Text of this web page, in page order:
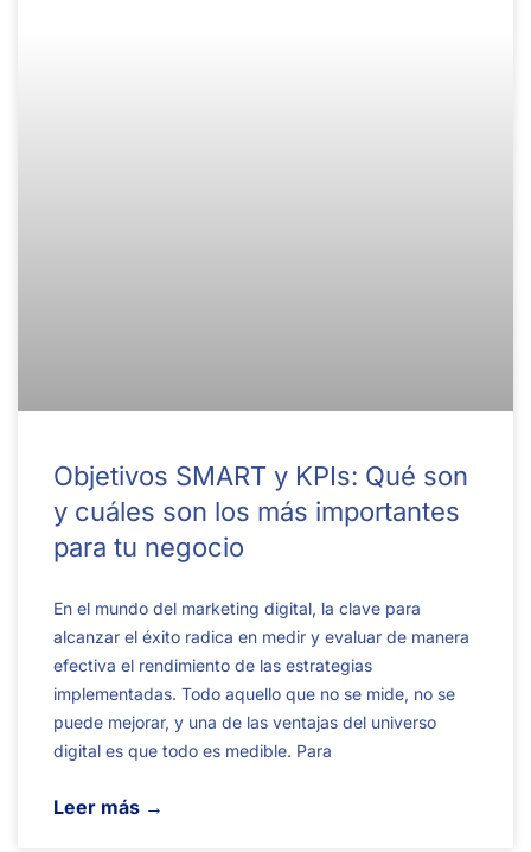
Objetivos SMART y KPIs: Qué son
y cuáles son los más importantes
para tu negocio
En el mundo del marketing digital, la clave para
alcanzar el éxito radica en medir y evaluar de manera
efectiva el rendimiento de las estrategias
implementadas. Todo aquello que no se mide, no se
puede mejorar, y una de las ventajas del universo
digital es que todo es medible. Para
Leer más →